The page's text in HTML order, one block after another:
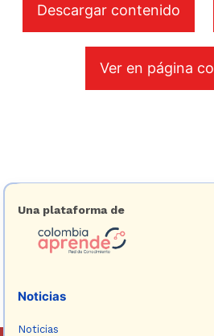
Descargar contenido
Ver en página
Una plataforma de
Noticias
Noticias